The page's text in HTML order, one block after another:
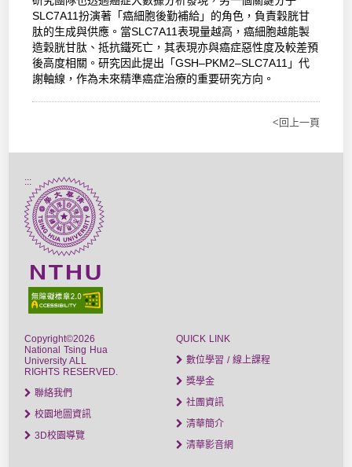
SLC7A11扮演著「癌細胞後勤補給」的角色，負責穀胱甘
肽的生成與供應。當SLC7A11表現量越高，癌細胞越能製
造穀胱甘肽、抵抗鐵死亡，其表現亦與癌症惡性度及較差預
後高度相關。研究因此提出「GSH–PKM2–SLC7A11」代
謝軸線，作為未來精準癌症治療的重要研究方向。
<回上一頁
:::
Copyright©2026
National Tsing Hua
University ALL
RIGHTS RESERVED.
聯絡我們
校園地圖資訊
3D校園導覽
QUICK LINK
數位學習 / 線上課程
獎學金
社團資訊
清華簡介
清華影音網